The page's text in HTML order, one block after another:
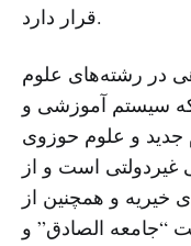
قرار دارد.
در رشته‌های علوم
سیستم آموزشی و
جدید و علوم حوزوی
غیردولتی است و از
و همچنین از
“جامعه الصادق” و